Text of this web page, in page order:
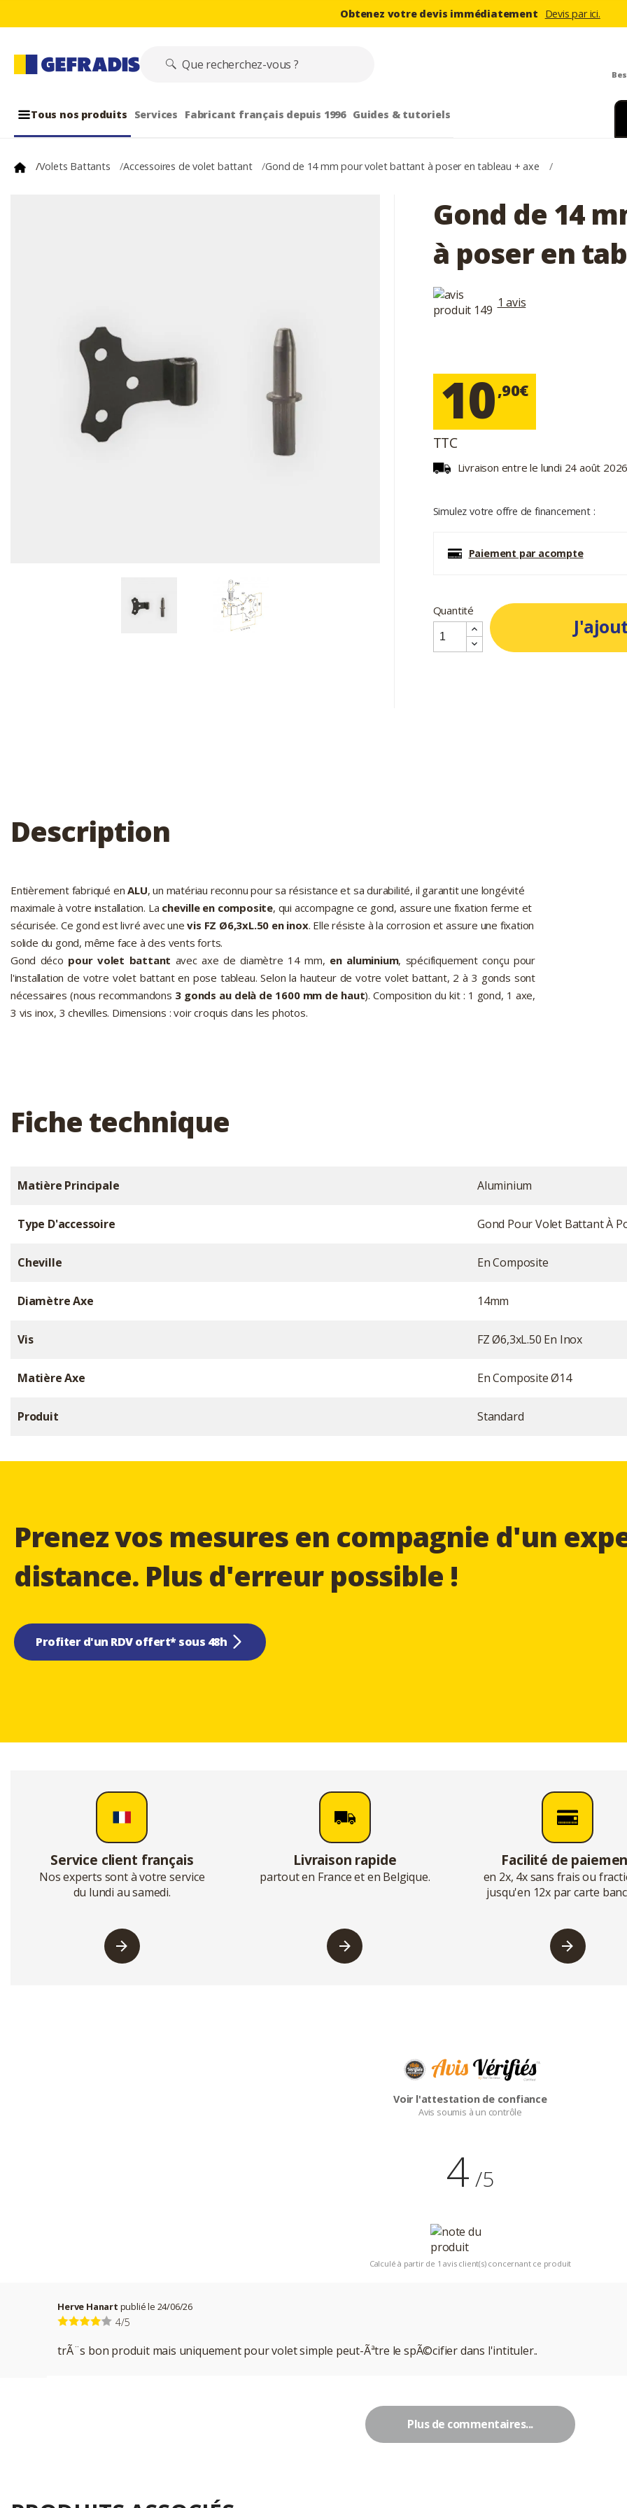
Obtenez votre devis immédiatement Devis par ici.
Tous nos produits Services Fabricant français depuis 1996 Guides & tutoriels
/Volets Battants /Accessoires de volet battant /Gond de 14 mm pour volet battant à poser en tableau + axe /
Gond de 14
à poser en
1 avis
10,90€
TTC
Livraison entre le lundi 24 août
Simulez votre offre de financement :
Paiement par acompte
Quantité
Description
Entièrement fabriqué enALU, un matériau reconnu pour sa résistance et sa durabilité, il garantit une longévité
maximale à votre installation. La cheville en composite, qui accompagne ce gond, assure une fixation ferme et
sécurisée. Ce gond est livré avec unevis FZ Ø6,3xL.50 en inox. Elle résiste à la corrosion et assure une fixation
solide du gond, même face à des vents forts.
Gond déco pour volet battant avec axe de diamètre 14 mm, en aluminium, spécifiquement conçu pour
l'installation de votre volet battant en pose tableau. Selon la hauteur de votre volet battant, 2 à 3 gonds sont
nécessaires (nous recommandons 3 gonds au delà de 1600 mm de haut). Composition du kit : 1 gond, 1 axe,
3 vis inox, 3 chevilles. Dimensions : voir croquis dans les photos.
Fiche technique
Matière Principale Aluminium
Type D'accessoire Gond Pour Volet Battant À
Cheville En Composite
Diamètre Axe 14mm
Vis FZ Ø6,3xL.50 En Inox
Matière Axe En Composite Ø14
Produit Standard
Prenez vos mesures en compagnie d'un
distance. Plus d'erreur possible !
Profiter d'un RDV offert* sous 48h
Service client français
Nos experts sont à votre service
du lundi au samedi.
Livraison rapide
partout en France et en Belgique.
Facilité de
en 2x, 4x sans frais ou
jusqu'en 12x par carte
Voir l'attestation de confiance
Avis soumis à un contrôle
4 /5
Calculé à partir de 1 avis client(s) concernant ce produit
Herve Hanart publié le 24/06/26
4/5
trÃ¨s bon produit mais uniquement pour volet simple peut-Ãªtre le spÃ©cifier dans l'intituler..
Plus de commentaires...